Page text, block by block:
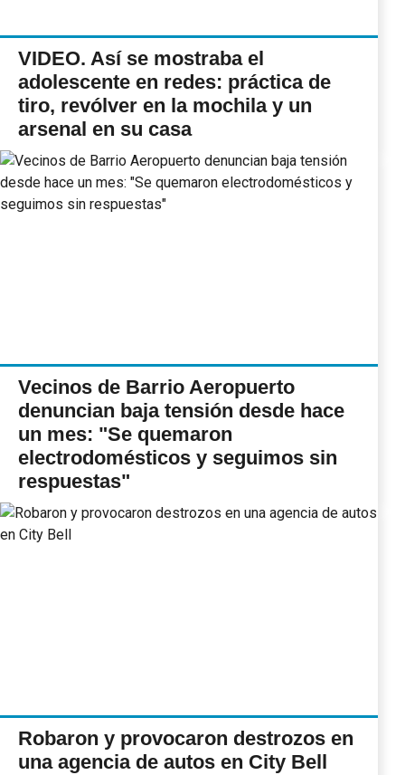
VIDEO. Así se mostraba el
adolescente en redes: práctica de
tiro, revólver en la mochila y un
arsenal en su casa
Vecinos de Barrio Aeropuerto
denuncian baja tensión desde hace
un mes: "Se quemaron
electrodomésticos y seguimos sin
respuestas"
Robaron y provocaron destrozos en
una agencia de autos en City Bell